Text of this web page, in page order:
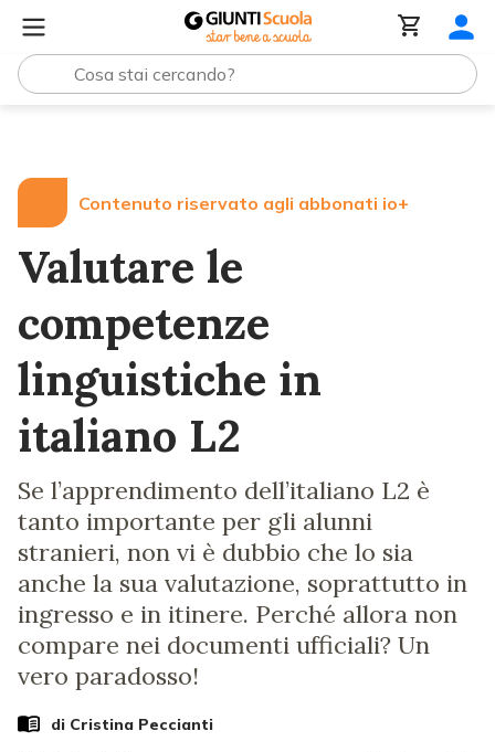
Contenuto riservato agli abbonati io+
Valutare le
competenze
linguistiche in
italiano L2
Se l’apprendimento dell’italiano L2 è
tanto importante per gli alunni
stranieri, non vi è dubbio che lo sia
anche la sua valutazione, soprattutto in
ingresso e in itinere. Perché allora non
compare nei documenti ufficiali? Un
vero paradosso!
di Cristina Peccianti